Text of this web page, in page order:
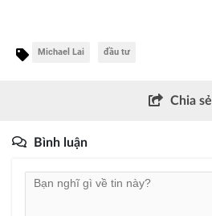
Michael Lai đầu tư
Chia sẻ
Bình luận